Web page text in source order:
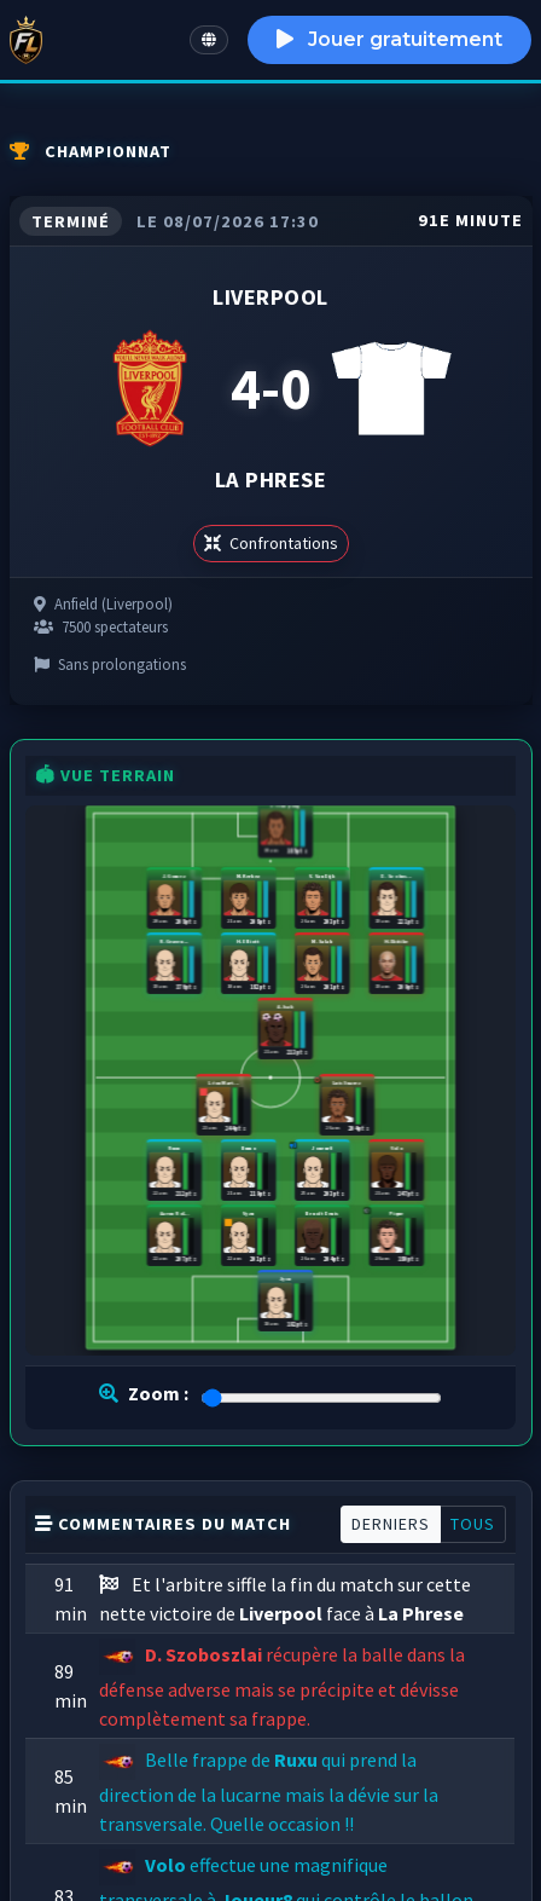
English Jouer gratuitement
CHAMPIONNAT
TERMINÉ LE 08/07/2026 17:30 91E MINUTE
LIVERPOOL
4-0
LA PHRESE
Confrontations
Anfield (Liverpool)
7500 spectateurs
Sans prolongations
🏟️ VUE TERRAIN
185 pts
30 ans
J. Gomez
208 pts
20 ans
M. Kerkez
208 pts
21 ans
V. Van Dijk
203 pts
26 ans
D. Szobos...
221 pts
19 ans
R. Graven...
176 pts
19 ans
H. Elliott
182 pts
18 ans
M. Salah
201 pts
26 ans
H. Ekitike
209 pts
19 ans
A. Isak
213 pts
21 ans
Jycu
192 pts
18 ans
Aaron Rol...
207 pts
22 ans
Vyzu
201 pts
22 ans
Benoît Denis
204 pts
26 ans
Pique
180 pts
26 ans
Ruxu
212 pts
22 ans
Bumo
219 pts
21 ans
Joueur8
203 pts
25 ans
Volo
247 pts
21 ans
Léon Mart...
244 pts
23 ans
Luis Suarez
204 pts
26 ans
Zoom :
COMMENTAIRES DU MATCH DERNIERS TOUS
91
min
Et l'arbitre siffle la fin du match sur cette
nette victoire de Liverpool face à La Phrese
89
min
D. Szoboszlai récupère la balle dans la
défense adverse mais se précipite et dévisse
complètement sa frappe.
85
min
Belle frappe de Ruxu qui prend la
direction de la lucarne mais la dévie sur la
transversale. Quelle occasion !!
Volo effectue une magnifique